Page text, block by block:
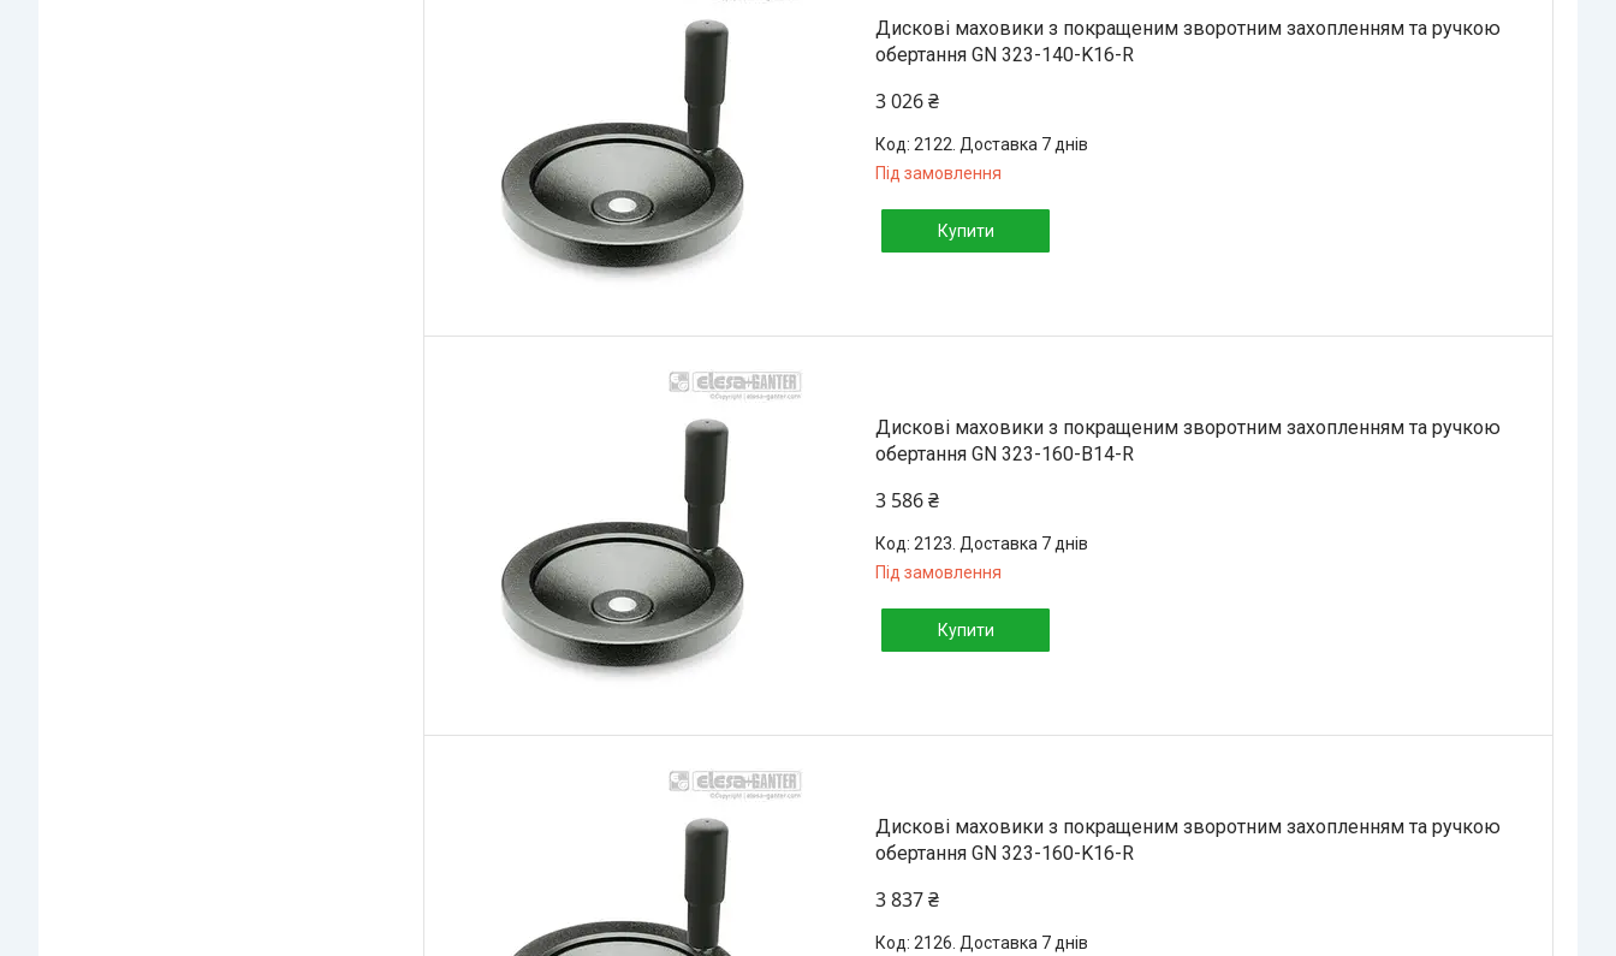
Дискові маховики з покращеним зворотним захопленням та ручкою
обертання GN 323-140-K16-R
3 026 ₴
2122. Доставка 7 днів
Під замовлення
Купити
Дискові маховики з покращеним зворотним захопленням та ручкою
обертання GN 323-160-B14-R
3 586 ₴
2123. Доставка 7 днів
Під замовлення
Купити
Дискові маховики з покращеним зворотним захопленням та ручкою
обертання GN 323-160-K16-R
3 837 ₴
2126. Доставка 7 днів